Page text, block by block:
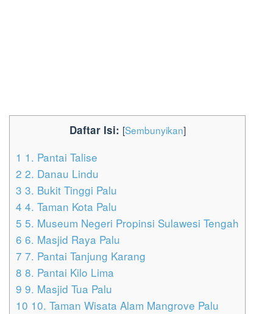
Daftar Isi: [Sembunyikan]
1 1. Pantai Talise
2 2. Danau Lindu
3 3. Bukit Tinggi Palu
4 4. Taman Kota Palu
5 5. Museum Negeri Propinsi Sulawesi Tengah
6 6. Masjid Raya Palu
7 7. Pantai Tanjung Karang
8 8. Pantai Kilo Lima
9 9. Masjid Tua Palu
10 10. Taman Wisata Alam Mangrove Palu